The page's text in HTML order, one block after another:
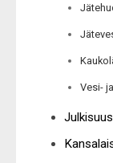
Vesi-